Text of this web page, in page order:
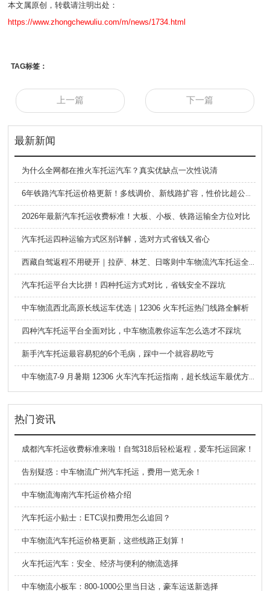
本文属原创，转载请注明出处：
https://www.zhongchewuliu.com/m/news/1734.html
TAG标签：
上一篇 下一篇
最新新闻
为什么全网都在推火车托运汽车？真实优缺点一次性说清
6年铁路汽车托运价格更新！多线调价、新线路扩容，性价比超公路大板车
2026年最新汽车托运收费标准！大板、小板、铁路运输全方位对比
汽车托运四种运输方式区别详解，选对方式省钱又省心
西藏自驾返程不用硬开｜拉萨、林芝、日喀则中车物流汽车托运全指南
汽车托运平台大比拼！四种托运方式对比，省钱安全不踩坑
中车物流西北高原长线运车优选｜12306 火车托运热门线路全解析
四种汽车托运平台全面对比，中车物流教你运车怎么选才不踩坑
新手汽车托运最容易犯的6个毛病，踩中一个就容易吃亏
中车物流7-9 月暑期 12306 火车汽车托运指南，超长线运车最优方案
热门资讯
成都汽车托运收费标准来啦！自驾318后轻松返程，爱车托运回家！
告别疑惑：中车物流广州汽车托运，费用一览无余！
中车物流海南汽车托运价格介绍
汽车托运小贴士：ETC误扣费用怎么追回？
中车物流汽车托运价格更新，这些线路正划算！
火车托运汽车：安全、经济与便利的物流选择
中车物流小板车：800-1000公里当日达，豪车运送新选择